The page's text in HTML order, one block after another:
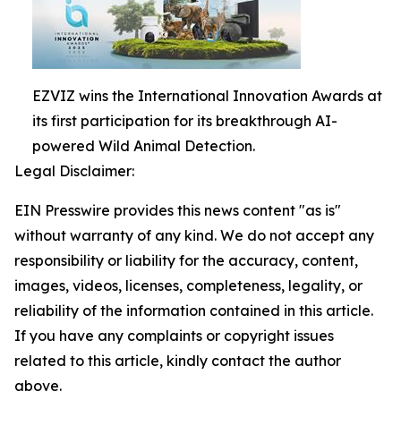
EZVIZ wins the International Innovation Awards at
its first participation for its breakthrough AI-
powered Wild Animal Detection.
Legal Disclaimer:
EIN Presswire provides this news content "as is"
without warranty of any kind. We do not accept any
responsibility or liability for the accuracy, content,
images, videos, licenses, completeness, legality, or
reliability of the information contained in this article.
If you have any complaints or copyright issues
related to this article, kindly contact the author
above.